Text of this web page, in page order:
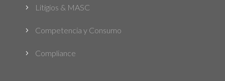
5 Litigios & MASC
5 Competencia y Consumo
5 Compliance